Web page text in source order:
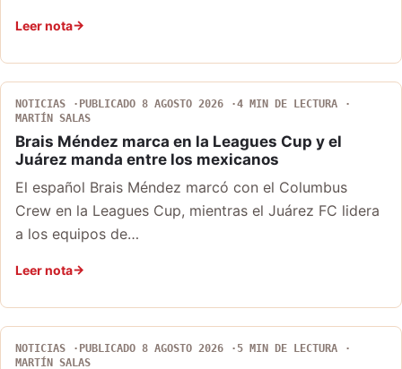
Leer nota
NOTICIAS PUBLICADO 8 AGOSTO 2026
4 MIN DE LECTURA
MARTÍN SALAS
Brais Méndez marca en la Leagues Cup y el
Juárez manda entre los mexicanos
El español Brais Méndez marcó con el Columbus
Crew en la Leagues Cup, mientras el Juárez FC lidera
a los equipos de…
Leer nota
NOTICIAS PUBLICADO 8 AGOSTO 2026
5 MIN DE LECTURA
MARTÍN SALAS